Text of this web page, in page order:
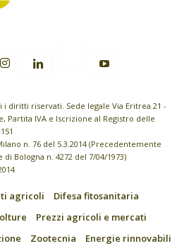
diritti riservati. Sede legale Via Eritrea 21 -
Partita IVA e Iscrizione al Registro delle
n. 76 del 5.3.2014 (Precedentemente
Bologna n. 4272 del 7/04/1973)
agricoli
Difesa fitosanitaria
Prezzi agricoli e mercati
Zootecnia
Energie rinnovabili